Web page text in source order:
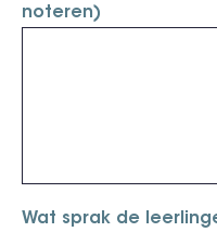
noteren)
Wat sprak de